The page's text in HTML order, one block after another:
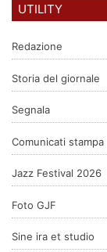
UTILITY
Redazione
Storia del giornale
Segnala
Comunicati stampa
Jazz Festival 2026
Foto GJF
Sine ira et studio